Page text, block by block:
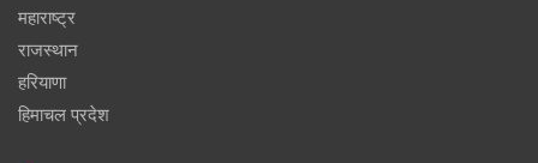
महाराष्ट्र
राजस्थान
हरियाणा
हिमाचल प्रदेश